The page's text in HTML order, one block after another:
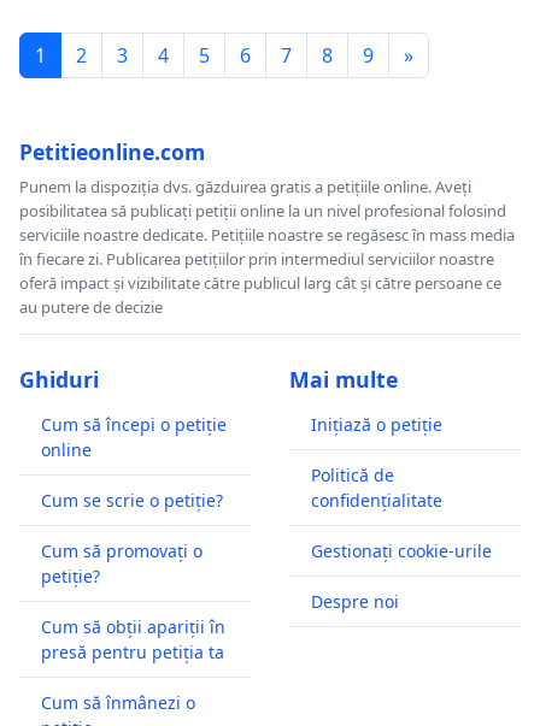
1 2 3 4 5 6 7 8 9 »
Petitieonline.com
Punem la dispoziția dvs. găzduirea gratis a petițiile online. Aveți
posibilitatea să publicați petiții online la un nivel profesional folosind
serviciile noastre dedicate. Petițiile noastre se regăsesc în mass media
în fiecare zi. Publicarea petițiilor prin intermediul serviciilor noastre
oferă impact și vizibilitate către publicul larg cât și către persoane ce
au putere de decizie
Ghiduri
Cum să începi o petiție
online
Cum se scrie o petiție?
Cum să promovați o
petiție?
Cum să obții apariții în
presă pentru petiția ta
Cum să înmânezi o
Mai multe
Inițiază o petiție
Politică de
confidențialitate
Gestionați cookie-urile
Despre noi